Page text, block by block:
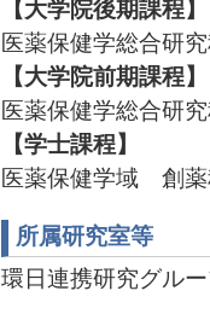
【大学院後期課程】
医薬保健学総合研
【大学院前期課程】
医薬保健学総合研
【学士課程】
医薬保健学域 創薬
所属研究室等
環日連携研究グル